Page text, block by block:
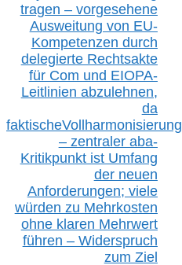
tragen – vorgesehene
Ausweitung von EU-
Kompetenzen durch
delegierte Rechtsakte
für Com und EIOPA-
Leitlinien abzulehnen,
da
faktischeVollharmonisierung
– zentraler aba-
Kritikpunkt ist Umfang
der neuen
Anforderungen; viele
würden zu Mehrkosten
ohne klaren Mehrwert
führen – Widerspruch
zum Ziel